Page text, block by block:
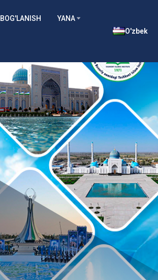
BOG'LANISH YANA
O'zbek